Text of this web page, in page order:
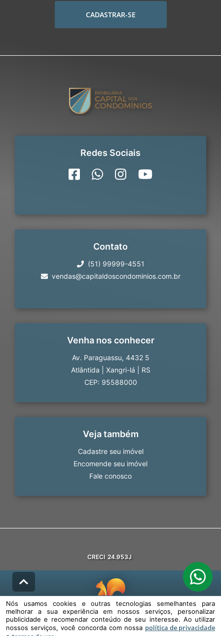
CADASTRAR-SE
Redes Sociais
Contato
(51) 99999-4551
vendas@capitaldoscondominios.com.br
Venha nos conhecer
Av. Paraguassu, 4432 5
Atlântida
Xangri-lá
RS
CEP: 95588000
Veja também
Cadastre seu imóvel
Encomende seu imóvel
Fale conosco
CRECI 24.953J
© DESENVOLVIDO PELAAGIL.NET
Nós usamos cookies e outras tecnologias semelhantes para melhorar a
Nós usamos cookies e outras tecnologias semelhantes para
melhorar a sua experiência em nossos serviços, personalizar
publicidade e recomendar conteúdo de seu interesse. Ao utilizar
nossos serviços, você concorda com nossa política de privacidade